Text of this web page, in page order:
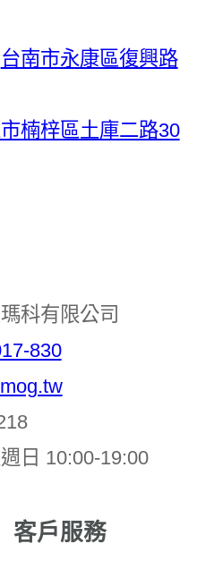
台南市永康區復興路
楠梓區土庫二路30
客戶服務
科有限公司
830
日 10:00-19:00